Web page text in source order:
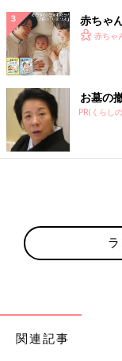
赤ちゃ
赤ちゃ
お墓の
PR(くらし
関連記事